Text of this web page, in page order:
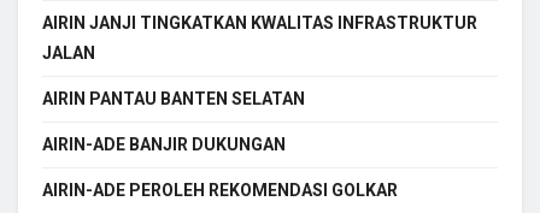
AIRIN JANJI TINGKATKAN KWALITAS INFRASTRUKTUR
JALAN
AIRIN PANTAU BANTEN SELATAN
AIRIN-ADE BANJIR DUKUNGAN
AIRIN-ADE PEROLEH REKOMENDASI GOLKAR